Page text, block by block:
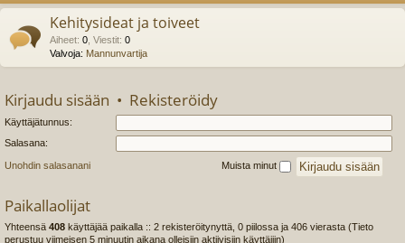
Kehitysideat ja toiveet
Aiheet: 0 Viestit: 0
Valvoja: Mannunvartija
Kirjaudu sisään • Rekisteröidy
Käyttäjätunnus:
Salasana:
Unohdin salasanani Muista minut
Paikallaolijat
Yhteensä 408 käyttäjää paikalla :: 2 rekisteröitynyttä, 0 piilossa ja 406 vierasta (Tieto
perustuu viimeisen 5 minuutin aikana olleisiin aktiivisiin käyttäjiin)